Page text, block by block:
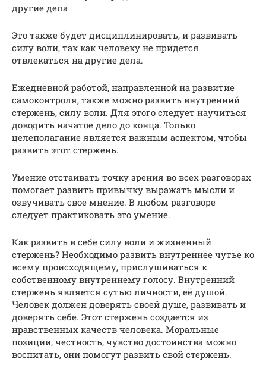
другие дела
Это также будет дисциплинировать, и развивать
силу воли, так как человеку не придется
отвлекаться на другие дела.
Ежедневной работой, направленной на развитие
самоконтроля, также можно развить внутренний
стержень, силу воли. Для этого следует научиться
доводить начатое дело до конца. Только
целеполагание является важным аспектом, чтобы
развить этот стержень.
Умение отстаивать точку зрения во всех разговорах
помогает развить привычку выражать мысли и
озвучивать свое мнение. В любом разговоре
следует практиковать это умение.
Как развить в себе силу воли и жизненный
стержень? Необходимо развить внутреннее чутье ко
всему происходящему, прислушиваться к
собственному внутреннему голосу. Внутренний
стержень является сутью личности, её душой.
Человек должен доверять своей душе, развивать и
доверять себе. Этот стержень создается из
нравственных качеств человека. Моральные
позиции, честность, чувство достоинства можно
воспитать, они помогут развить свой стержень.